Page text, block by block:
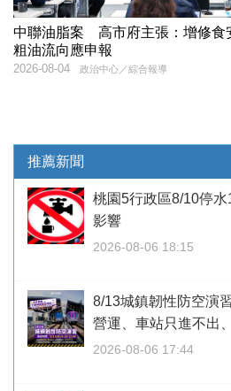
中聯油脂案 高市府主張：增修食
粗油流向應申報
政治中心／綜合報導
2026-08-04
推薦新聞
桃園5行政區8/10停
影響
2026-08-06 18:15
8/13城鎮韌性防空演
營運、車站只進不出
2026-08-06 17:44